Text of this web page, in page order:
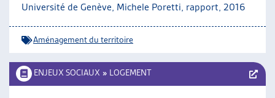
Université de Genève, Michele Poretti, rapport, 2016
Aménagement du territoire
ENJEUX SOCIAUX » LOGEMENT